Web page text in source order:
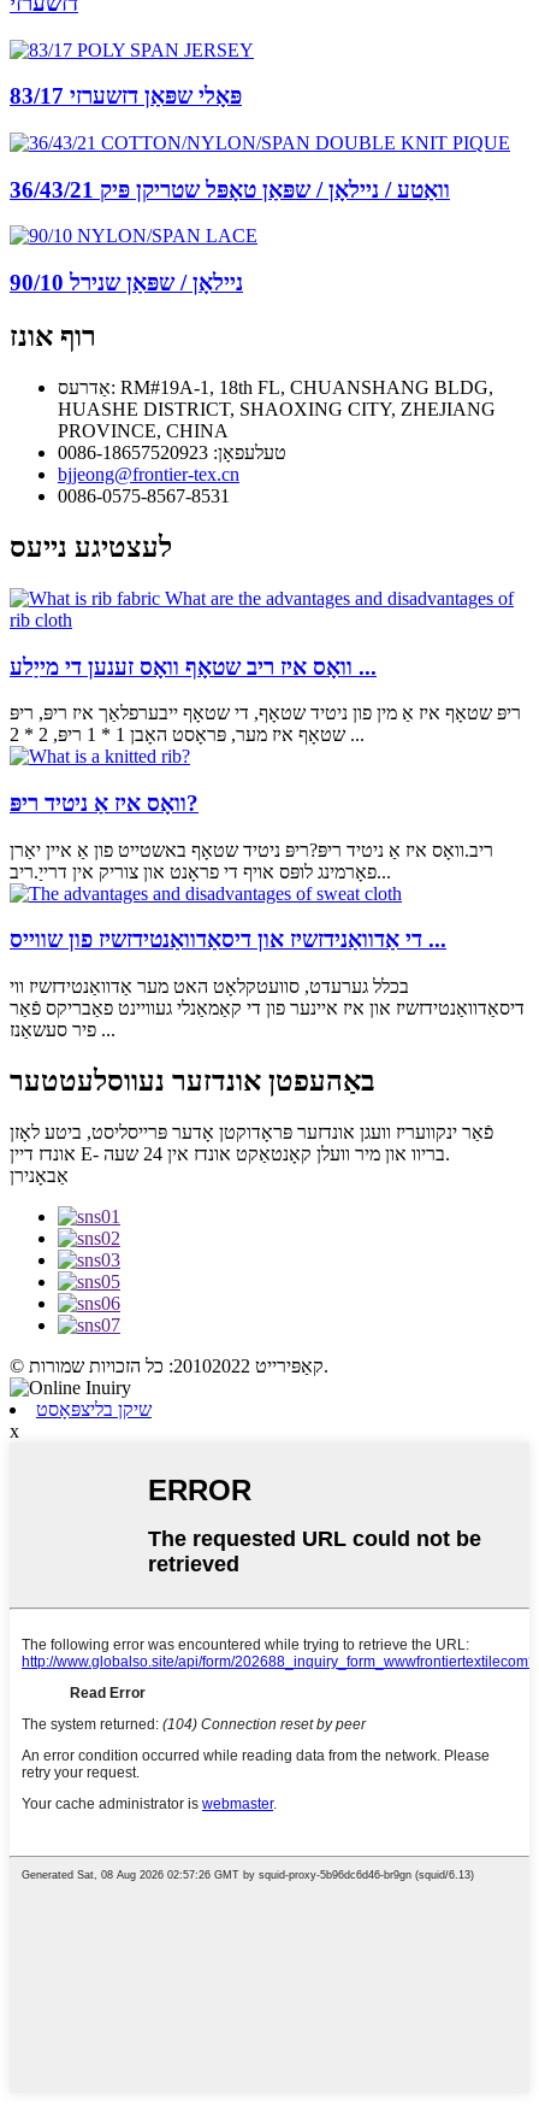
83/17 פּאָלי שפּאַן דזשערזי
36/43/21 וואַטע / ניילאָן / שפּאַן טאָפּל שטריקן פּיק
90/10 ניילאָן / שפּאַן שנירל
רוף אונז
אַדרעס: RM#19A-1, 18th FL, CHUANSHANG BLDG,
HUASHE DISTRICT, SHAOXING CITY, ZHEJIANG
PROVINCE, CHINA
טעלעפאָן: 0086-18657520923
bjjeong@frontier-tex.cn
0086-0575-8567-8531
לעצטיגע נייעס
וואָס איז ריב שטאָף וואָס זענען די מייַלע ...
ריפּ שטאָף איז אַ מין פון ניטיד שטאָף, די שטאָף ייבערפלאַך איז ריפּ, ריפּ
שטאָף איז מער, פּראָסט האָבן 1 * 1 ריפּ, 2 * 2 ...
וואָס איז אַ ניטיד ריפּ?
ריב.וואָס איז אַ ניטיד ריפּ?ריפּ ניטיד שטאָף באשטייט פון אַ איין יאַרן
פאָרמינג לופּס אויף די פראָנט און צוריק אין דרייַ.ריב...
די אַדוואַנידזשיז און דיסאַדוואַנטידזשיז פון שווייס ...
בכלל גערעדט, סוועטקלאָט האט מער אַדוואַנטידזשיז ווי
דיסאַדוואַנטידזשיז און איז איינער פון די קאַמאַנלי געוויינט פאַבריקס פֿאַר
פיר סעשאַנז ...
באַהעפטן אונדזער נעווסלעטטער
פֿאַר ינקוועריז וועגן אונדזער פּראָדוקטן אָדער פּרייסליסט, ביטע לאָזן
אונדז דיין E- בריוו און מיר וועלן קאָנטאַקט אונדז אין 24 שעה.
אַבאָנירן
© קאַפּירייט 20102022: כל הזכויות שמורות.
שיקן בליצפּאָסט
x